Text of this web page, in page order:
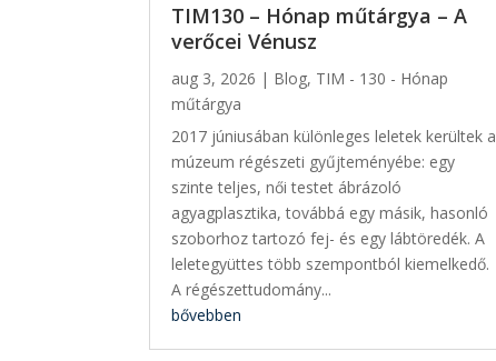
TIM130 – Hónap műtárgya – A
verőcei Vénusz
aug 3, 2026 | Blog, TIM - 130 - Hónap
műtárgya
2017 júniusában különleges leletek kerültek a
múzeum régészeti gyűjteményébe: egy
szinte teljes, női testet ábrázoló
agyagplasztika, továbbá egy másik, hasonló
szoborhoz tartozó fej- és egy lábtöredék. A
leletegyüttes több szempontból kiemelkedő.
A régészettudomány...
bővebben